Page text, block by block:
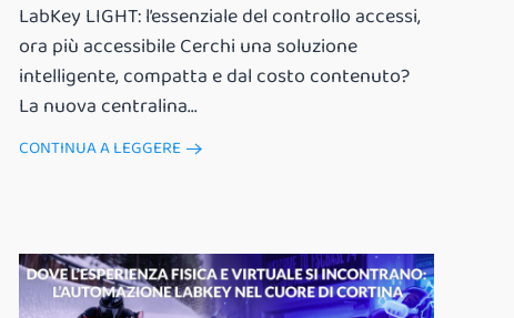
LabKey LIGHT: l’essenziale del controllo accessi,
ora più accessibile Cerchi una soluzione
intelligente, compatta e dal costo contenuto?
La nuova centralina...
CONTINUA A LEGGERE